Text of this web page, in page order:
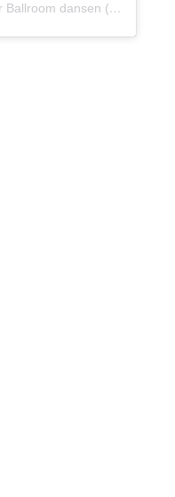
Een bericht gedeeld door Ballroom dansen (@ballroomdansen)